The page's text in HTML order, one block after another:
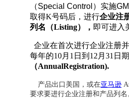
（Special Control ） 实施
取得K号码后，进行企业注
列名（Listing）
， 即可进入
企业在首次进行企业注册
每年的10月1日到12月31日
（AnnualRegistration).
产品出口美国，或在亚马逊
要求要进行企业注册和产品列名